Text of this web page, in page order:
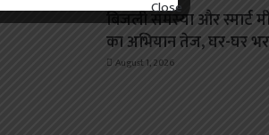
बिजली समस्या और स्मार्ट
का अभियान तेज, घर-घर
August 1, 2026